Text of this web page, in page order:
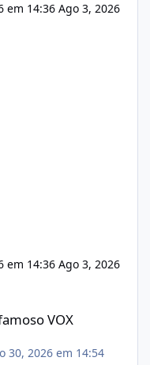
em 14:36 Ago 3, 2026
em 14:36 Ago 3, 2026
VOX
30, 2026 em 14:54